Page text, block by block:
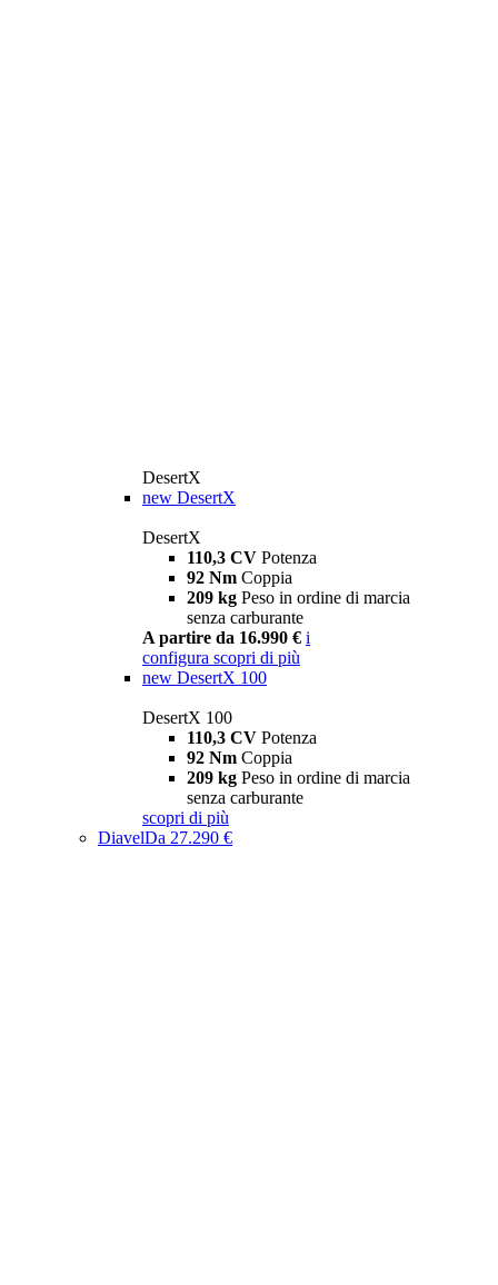
DesertX
new DesertX
DesertX
110,3 CV Potenza
92 Nm Coppia
209 kg Peso in ordine di marcia
senza carburante
A partire da 16.990 € i
configura scopri di più
new DesertX 100
DesertX 100
110,3 CV Potenza
92 Nm Coppia
209 kg Peso in ordine di marcia
senza carburante
scopri di più
DiavelDa 27.290 €